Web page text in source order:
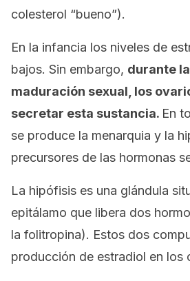
colesterol “bueno”).
En la infancia los niveles de
bajos. Sin embargo, durante
maduración sexual, los
secretar esta sustancia. En
se produce la menarquia y la
precursores de las hormonas
La hipófisis es una glándula
epitálamo que libera dos
la folitropina). Estos dos
producción de estradiol en los